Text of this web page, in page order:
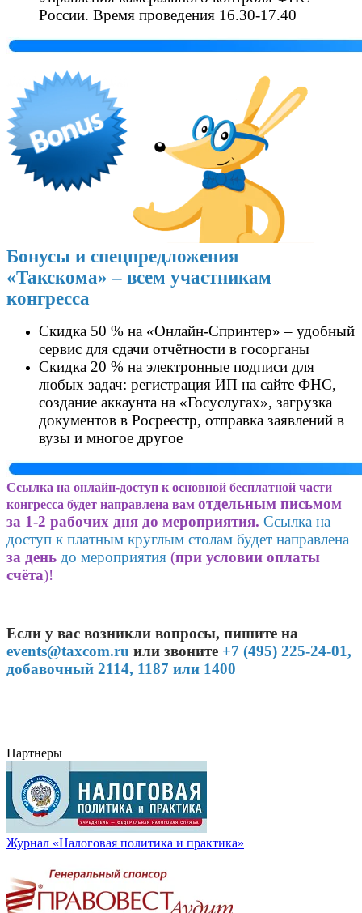
России. Время проведения 16.30-17.40
Бонусы и спецпредложения
«Такскома» – всем участникам
конгресса
Скидка 50 % на «Онлайн-Спринтер» – удобный
сервис для сдачи отчётности в госорганы
Скидка 20 % на электронные подписи для
любых задач: регистрация ИП на сайте ФНС,
создание аккаунта на «Госуслугах», загрузка
документов в Росреестр, отправка заявлений в
вузы и многое другое
Ссылка на онлайн-доступ к основной бесплатной части
конгресса будет направлена вам отдельным письмом
за 1-2 рабочих дня до мероприятия. Ссылка на
доступ к платным круглым столам будет направлена
за день до мероприятия (при условии оплаты
счёта)!
Если у вас возникли вопросы, пишите на
events@taxcom.ru или звоните +7 (495) 225-24-01,
добавочный 2114, 1187 или 1400
Партнеры
Журнал «Налоговая политика и практика»